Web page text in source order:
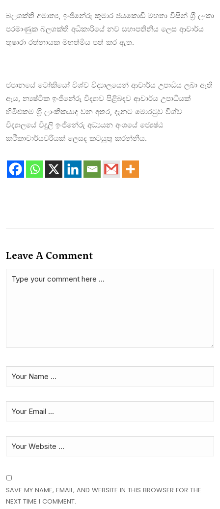
බලශක්ති අමාත්‍ය, ඉංජිනේරු කුමාර ජයකොඩි මහතා විසින් ශ‍්‍රී ලංකා
පරමාණුක බලශක්ති අධිකාරියේ නව සභාපතිනිය ලෙස ආචාර්ය
තුෂාරා රත්නායක මහත්මිය පත් කර ඇත.
ජපානයේ ටෝකියෝ විශ්ව විද්‍යාලයෙන් ආචාර්ය උපාධිය ලබා ඇති
ඇය, න්‍යෂ්ටික ඉංජිනේරු විද්‍යාව පිළිබඳව ආචාර්ය උපාධියක්
හිමිඑකම ශ‍‍්‍රී ලාංකිකයාද වන අතර, දැනට මොරටුව විශ්ව
විද්‍යාලයේ විදුලි ඉංජිනේරු අධ්‍යයන අංශයේ ජ්‍යෙෂ්ඨ
කථිකාචාර්යවරියක් ලෙසද කටයුතු කරන්නීය.
Leave A Comment
SAVE MY NAME, EMAIL, AND WEBSITE IN THIS BROWSER FOR THE
NEXT TIME I COMMENT.